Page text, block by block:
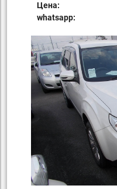
Цена:
whatsapp: